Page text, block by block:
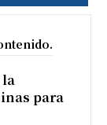
la
para